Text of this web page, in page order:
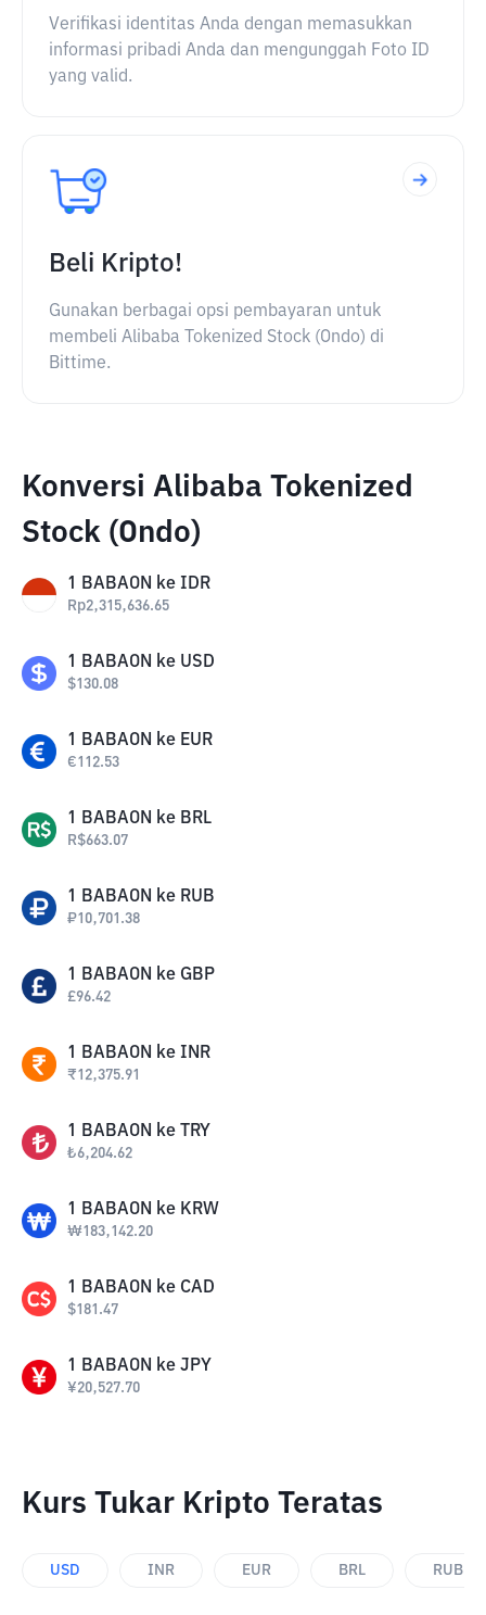
Verifikasi identitas Anda dengan memasukkan
informasi pribadi Anda dan mengunggah Foto ID
yang valid.
Beli Kripto!
Gunakan berbagai opsi pembayaran untuk
membeli Alibaba Tokenized Stock (Ondo) di
Bittime.
Konversi Alibaba Tokenized
Stock (Ondo)
1 BABAON ke IDR
Rp2,315,636.65
1 BABAON ke USD
$130.08
1 BABAON ke EUR
€112.53
1 BABAON ke BRL
R$663.07
1 BABAON ke RUB
₽10,701.38
1 BABAON ke GBP
£96.42
1 BABAON ke INR
₹12,375.91
1 BABAON ke TRY
₺6,204.62
1 BABAON ke KRW
₩183,142.20
1 BABAON ke CAD
$181.47
1 BABAON ke JPY
¥20,527.70
Kurs Tukar Kripto Teratas
USD INR EUR BRL RUB